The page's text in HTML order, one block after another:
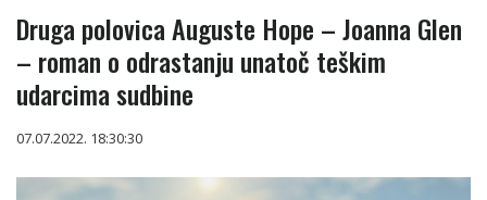
Druga polovica Auguste Hope – Joanna Glen
– roman o odrastanju unatoč teškim
udarcima sudbine
07.07.2022. 18:30:30